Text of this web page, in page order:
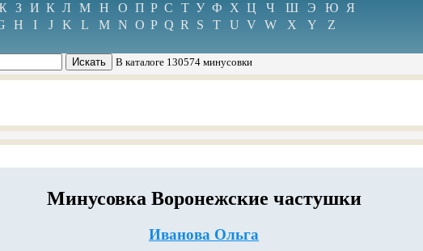
З И К Л М Н О П Р С Т У Ф Х Ц Ч Ш Э Ю Я
H I J K L M N O P Q R S T U V W X Y Z
В каталоге 130574 минусовки
Минусовка Воронежские частушки
Иванова Ольга